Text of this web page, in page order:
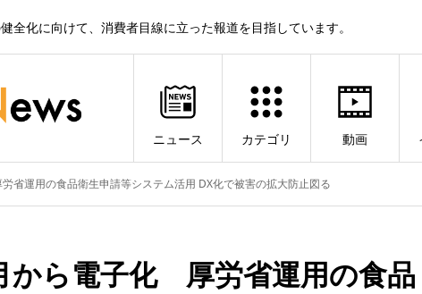
化に向けて、消費者目線に立った報道を目指しています。
ニュース カテゴリ 動画
省運用の食品衛生申請等システム活用 DX化で被害の拡大防止図る
から電子化 厚労省運用の食品